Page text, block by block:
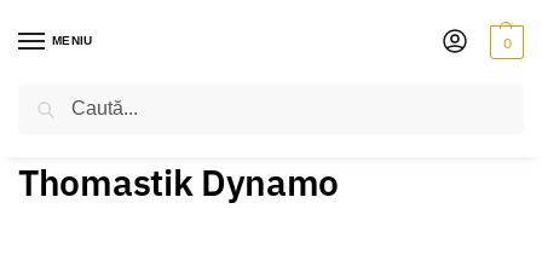
MENIU 0
Thomastik Dynamo